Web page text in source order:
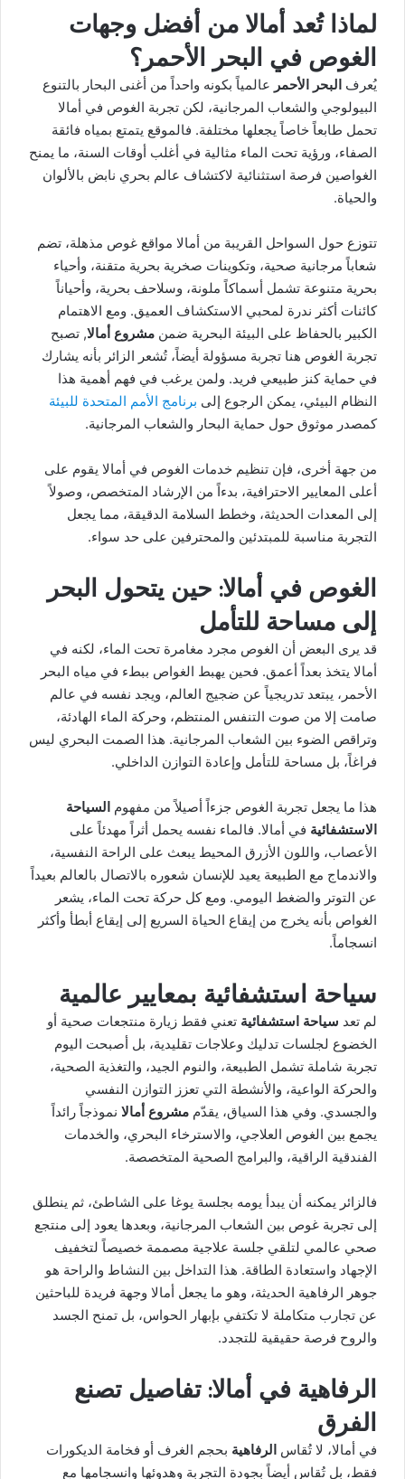
لماذا تُعد أمالا من أفضل وجهات
الغوص في البحر الأحمر؟
يُعرف البحر الأحمر عالمياً بكونه واحداً من أغنى البحار بالتنوع
البيولوجي والشعاب المرجانية، لكن تجربة الغوص في أمالا
تحمل طابعاً خاصاً يجعلها مختلفة. فالموقع يتمتع بمياه فائقة
الصفاء، ورؤية تحت الماء مثالية في أغلب أوقات السنة، ما يمنح
الغواصين فرصة استثنائية لاكتشاف عالم بحري نابض بالألوان
والحياة.
تتوزع حول السواحل القريبة من أمالا مواقع غوص مذهلة، تضم
شعاباً مرجانية صحية، وتكوينات صخرية بحرية متقنة، وأحياء
بحرية متنوعة تشمل أسماكاً ملونة، وسلاحف بحرية، وأحياناً
كائنات أكثر ندرة لمحبي الاستكشاف العميق. ومع الاهتمام
الكبير بالحفاظ على البيئة البحرية ضمن مشروع أمالا, تصبح
تجربة الغوص هنا تجربة مسؤولة أيضاً، تُشعر الزائر بأنه يشارك
في حماية كنز طبيعي فريد. ولمن يرغب في فهم أهمية هذا
النظام البيئي، يمكن الرجوع إلى برنامج الأمم المتحدة للبيئة
كمصدر موثوق حول حماية البحار والشعاب المرجانية.
من جهة أخرى، فإن تنظيم خدمات الغوص في أمالا يقوم على
أعلى المعايير الاحترافية، بدءاً من الإرشاد المتخصص، وصولاً
إلى المعدات الحديثة، وخطط السلامة الدقيقة، مما يجعل
التجربة مناسبة للمبتدئين والمحترفين على حد سواء.
الغوص في أمالا: حين يتحول البحر
إلى مساحة للتأمل
قد يرى البعض أن الغوص مجرد مغامرة تحت الماء، لكنه في
أمالا يتخذ بعداً أعمق. فحين يهبط الغواص ببطء في مياه البحر
الأحمر، يبتعد تدريجياً عن ضجيج العالم، ويجد نفسه في عالم
صامت إلا من صوت التنفس المنتظم، وحركة الماء الهادئة،
وتراقص الضوء بين الشعاب المرجانية. هذا الصمت البحري ليس
فراغاً، بل مساحة للتأمل وإعادة التوازن الداخلي.
هذا ما يجعل تجربة الغوص جزءاً أصيلاً من مفهوم السياحة
الاستشفائية في أمالا. فالماء نفسه يحمل أثراً مهدئاً على
الأعصاب، واللون الأزرق المحيط يبعث على الراحة النفسية،
والاندماج مع الطبيعة يعيد للإنسان شعوره بالاتصال بالعالم بعيداً
عن التوتر والضغط اليومي. ومع كل حركة تحت الماء، يشعر
الغواص بأنه يخرج من إيقاع الحياة السريع إلى إيقاع أبطأ وأكثر
انسجاماً.
سياحة استشفائية بمعايير عالمية
لم تعد سياحة استشفائية تعني فقط زيارة منتجعات صحية أو
الخضوع لجلسات تدليك وعلاجات تقليدية، بل أصبحت اليوم
تجربة شاملة تشمل الطبيعة، والنوم الجيد، والتغذية الصحية،
والحركة الواعية، والأنشطة التي تعزز التوازن النفسي
والجسدي. وفي هذا السياق، يقدّم مشروع أمالا نموذجاً رائداً
يجمع بين الغوص العلاجي، والاسترخاء البحري، والخدمات
الفندقية الراقية، والبرامج الصحية المتخصصة.
فالزائر يمكنه أن يبدأ يومه بجلسة يوغا على الشاطئ، ثم ينطلق
إلى تجربة غوص بين الشعاب المرجانية، وبعدها يعود إلى منتجع
صحي عالمي لتلقي جلسة علاجية مصممة خصيصاً لتخفيف
الإجهاد واستعادة الطاقة. هذا التداخل بين النشاط والراحة هو
جوهر الرفاهية الحديثة، وهو ما يجعل أمالا وجهة فريدة للباحثين
عن تجارب متكاملة لا تكتفي بإبهار الحواس، بل تمنح الجسد
والروح فرصة حقيقية للتجدد.
الرفاهية في أمالا: تفاصيل تصنع
الفرق
في أمالا، لا تُقاس الرفاهية بحجم الغرف أو فخامة الديكورات
فقط، بل تُقاس أيضاً بجودة التجربة وهدوئها وانسجامها مع